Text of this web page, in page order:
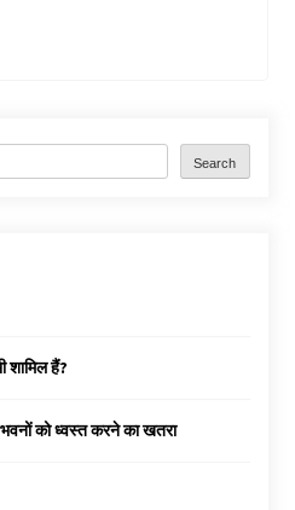
Search
शामिल हैं?
को ध्वस्त करने का खतरा